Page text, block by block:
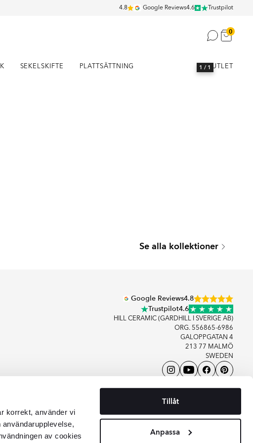
korrekt, använder vi
av cookies
Tillåt
Anpassa
4.8 Google Reviews4.6 Trustpilot
0
SEKELSKIFTE PLATTSÄTTNING OUTLET
1 / 1
Se alla kollektioner
Google Reviews4.8
Trustpilot4.6
HILL CERAMIC (GARDHILL I SVERIGE AB)
ORG. 556865-6986
GALOPPGATAN 4
213 77 MALMÖ
SWEDEN